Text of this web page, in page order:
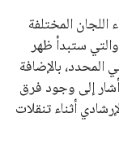
المختلفة
ستبدأ ظهر
المحدد، بالإضافة
إلى وجود فرق
أثناء تنقلات